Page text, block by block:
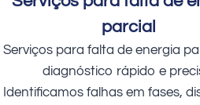
parcial
Serviços para falta de energia
diagnóstico rápido e
Identificamos falhas em fases,